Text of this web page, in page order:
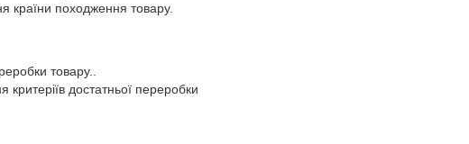
країни походження товару.
товару..
достатньої переробки